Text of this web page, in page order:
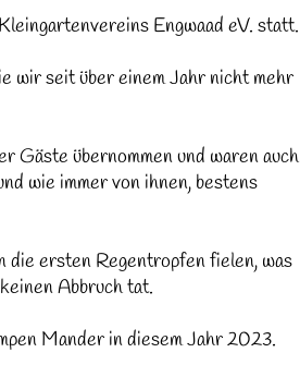
Engwaad eV. statt.
wir seit über einem Jahr nicht mehr
Gäste übernommen und waren auch
wie immer von ihnen, bestens
die ersten Regentropfen fielen, was
Abbruch tat.
Mander in diesem Jahr 2023.